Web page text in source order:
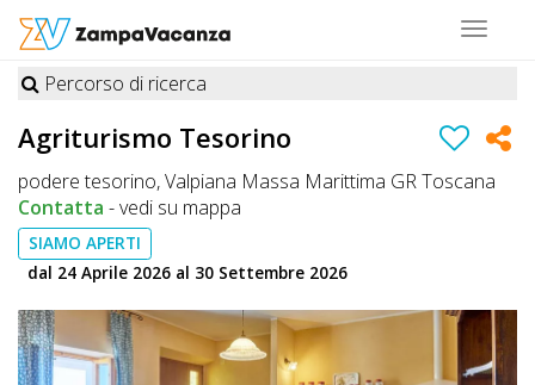
Toggle
STRUTTURE
DOG
LUOGHI
A
Percorso di ricerca
Agriturismo Tesorino
podere tesorino, Valpiana Massa Marittima GR Toscana
Contatta -vedi su mappa
SIAMO APERTI
dal 24 Aprile 2026 al 30 Settembre 2026